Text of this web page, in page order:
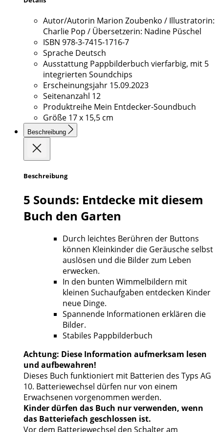
Autor/Autorin Marion Zoubenko / Illustratorin:
Charlie Pop / Übersetzerin: Nadine Püschel
ISBN 978-3-7415-1716-7
Sprache Deutsch
Ausstattung Pappbilderbuch vierfarbig, mit 5
integrierten Soundchips
Erscheinungsjahr 15.09.2023
Seitenanzahl 12
Produktreihe Mein Entdecker-Soundbuch
Größe 17 x 15,5 cm
Beschreibung
Beschreibung
5 Sounds: Entdecke mit diesem
Buch den Garten
Durch leichtes Berühren der Buttons
können Kleinkinder die Geräusche selbst
auslösen und die Bilder zum Leben
erwecken.
In den bunten Wimmelbildern mit
kleinen Suchaufgaben entdecken Kinder
neue Dinge.
Spannende Informationen erklären die
Bilder.
Stabiles Pappbilderbuch
Achtung: Diese Information aufmerksam lesen
und aufbewahren!
Dieses Buch funktioniert mit Batterien des Typs AG
10. Batteriewechsel dürfen nur von einem
Erwachsenen vorgenommen werden.
Kinder dürfen das Buch nur verwenden, wenn
das Batteriefach geschlossen ist.
Vor dem Batteriewechsel den Schalter am